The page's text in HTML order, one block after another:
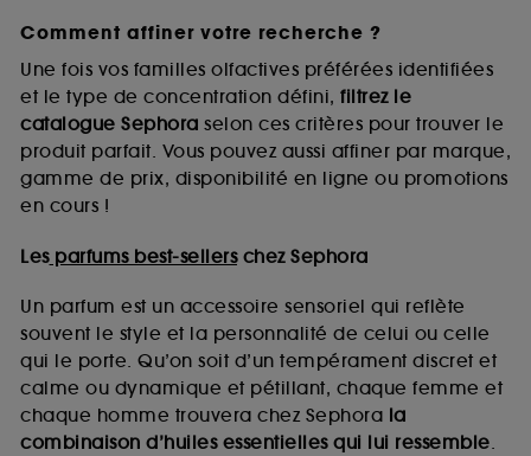
Comment affiner votre recherche ?
Une fois vos familles olfactives préférées identifiées
et le type de concentration défini, filtrez le
catalogue Sephora selon ces critères pour trouver le
produit parfait. Vous pouvez aussi affiner par marque,
gamme de prix, disponibilité en ligne ou promotions
en cours !
Lesparfums best-sellerschez Sephora
Un parfum est un accessoire sensoriel qui reflète
souvent le style et la personnalité de celui ou celle
qui le porte. Qu’on soit d’un tempérament discret et
calme ou dynamique et pétillant, chaque femme et
chaque homme trouvera chez Sephora la
combinaison d’huiles essentielles qui lui ressemble.